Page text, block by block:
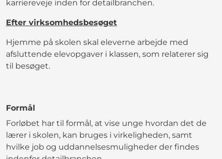
karriereveje inden for detailbranchen.
Efter virksomhedsbesøget
Hjemme på skolen skal eleverne arbejde med
afsluttende elevopgaver i klassen, som relaterer sig
til besøget.
Formål
Forløbet har til formål, at vise unge hvordan det de
lærer i skolen, kan bruges i virkeligheden, samt
hvilke job og uddannelsesmuligheder der findes